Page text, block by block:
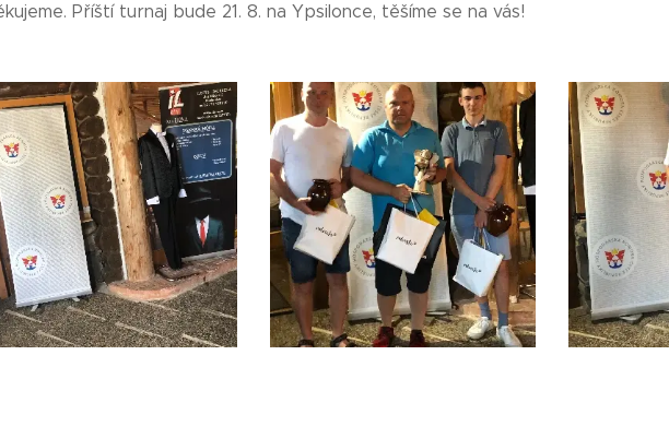
Příští turnaj bude 21. 8. na Ypsilonce, těšíme se na vás!